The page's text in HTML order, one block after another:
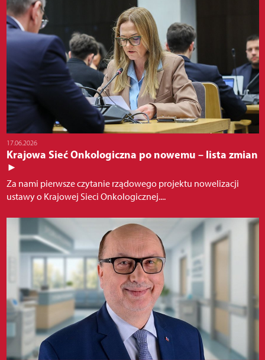
17.06.2026
Krajowa Sieć Onkologiczna po nowemu – lista zmian
►
Za nami pierwsze czytanie rządowego projektu nowelizacji
ustawy o Krajowej Sieci Onkologicznej....